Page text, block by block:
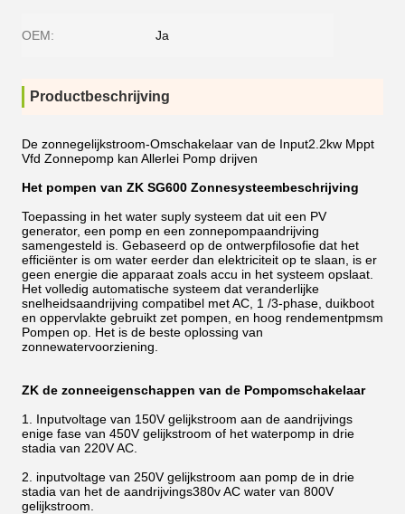
OEM: Ja
Productbeschrijving
De zonnegelijkstroom-Omschakelaar van de Input2.2kw Mppt
Vfd Zonnepomp kan Allerlei Pomp drijven
Het pompen van ZK SG600 Zonnesysteembeschrijving
Toepassing in het water suply systeem dat uit een PV
generator, een pomp en een zonnepompaandrijving
samengesteld is. Gebaseerd op de ontwerpfilosofie dat het
efficiënter is om water eerder dan elektriciteit op te slaan, is er
geen energie die apparaat zoals accu in het systeem opslaat.
Het volledig automatische systeem dat veranderlijke
snelheidsaandrijving compatibel met AC, 1 /3-phase, duikboot
en oppervlakte gebruikt zet pompen, en hoog rendementpmsm
Pompen op. Het is de beste oplossing van
zonnewatervoorziening.
ZK de zonneeigenschappen van de Pompomschakelaar
1. Inputvoltage van 150V gelijkstroom aan de aandrijvings
enige fase van 450V gelijkstroom of het waterpomp in drie
stadia van 220V AC.
2. inputvoltage van 250V gelijkstroom aan pomp de in drie
stadia van het de aandrijvings380v AC water van 800V
gelijkstroom.